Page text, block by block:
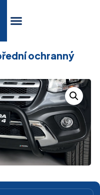
ochranný